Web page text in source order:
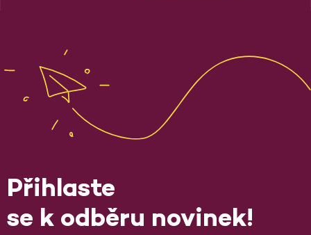
Přihlaste
se k odběru novinek!